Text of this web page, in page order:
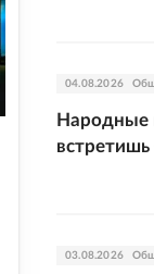
04.08.2026
Народные
03.08.2026